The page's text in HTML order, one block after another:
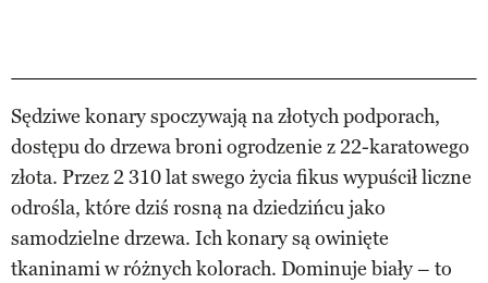
Sędziwe konary spoczywają na złotych podporach,
dostępu do drzewa broni ogrodzenie z 22-karatowego
złota. Przez 2 310 lat swego życia fikus wypuścił liczne
odrośla, które dziś rosną na dziedzińcu jako
samodzielne drzewa. Ich konary są owinięte
tkaninami w różnych kolorach. Dominuje biały – to